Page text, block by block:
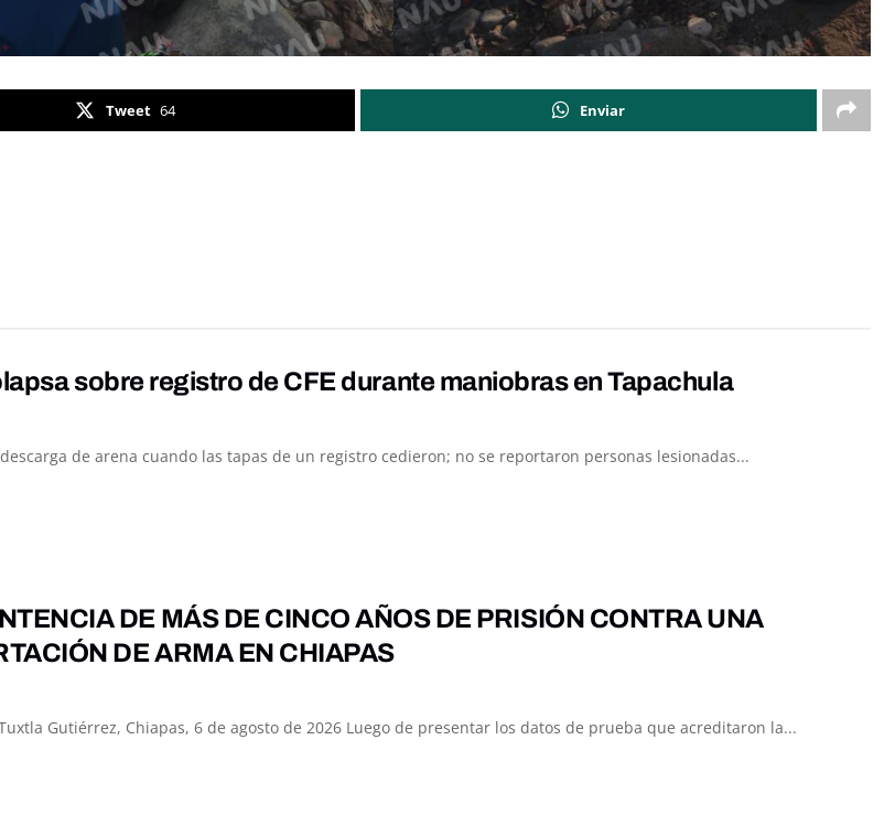
Tweet 64 Enviar
sobre registro de CFE durante maniobras en Tapachula
de arena cuando las tapas de un registro cedieron; no se reportaron personas lesionadas...
DE MÁS DE CINCO AÑOS DE PRISIÓN CONTRA UNA
DE ARMA EN CHIAPAS
Gutiérrez, Chiapas, 6 de agosto de 2026 Luego de presentar los datos de prueba que acreditaron la...